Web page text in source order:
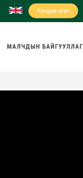
Хандив өгөх
МАЛЧДЫН